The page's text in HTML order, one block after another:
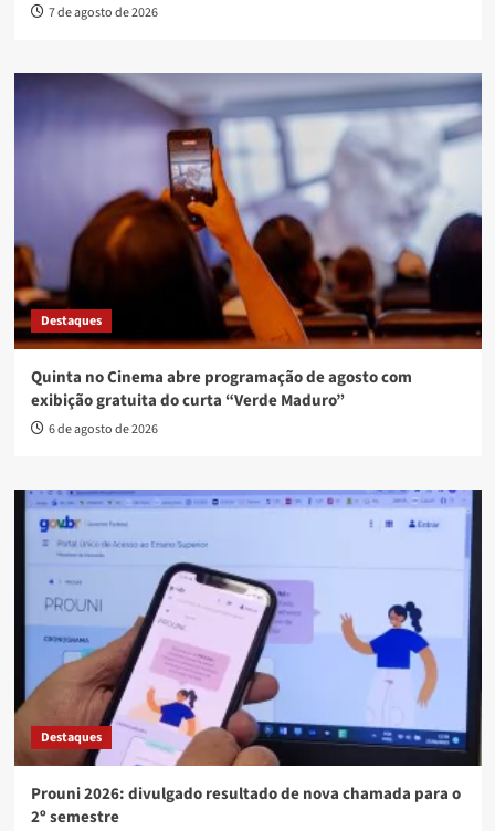
7 de agosto de 2026
Destaques
Quinta no Cinema abre programação de agosto com
exibição gratuita do curta “Verde Maduro”
6 de agosto de 2026
Destaques
Prouni 2026: divulgado resultado de nova chamada para o
2º semestre